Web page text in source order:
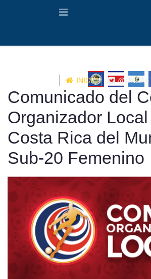
INICIO @UNCAF
Comunicado del
Organizador
Costa Rica del
Sub-20 Femenino